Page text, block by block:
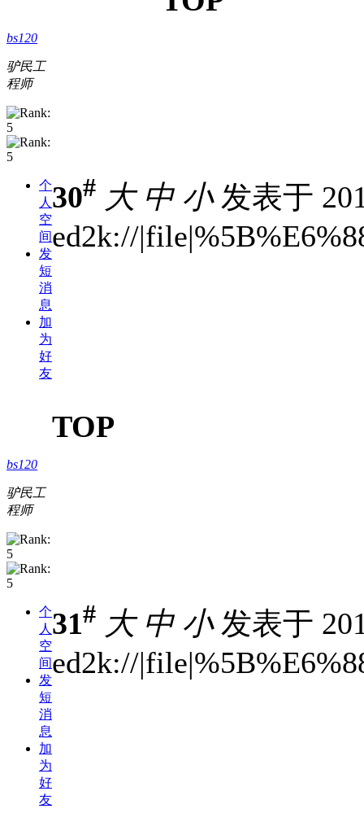
bs120
驴民工
程师
个
人
空
间
发
短
消
息
加
为
好
友
30# 大 中 小发表于
ed2k://
TOP
bs120
驴民工
程师
个
人
空
间
发
短
消
息
加
为
好
友
31# 大 中 小发表于
ed2k://